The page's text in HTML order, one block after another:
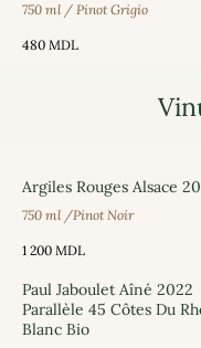
750 ml / Pinot Grigio
480 MDL
Argiles Rouges Alsace
750 ml /Pinot Noir
1 200 MDL
Paul Jaboulet Aîné 2022
Parallèle 45 Côtes Du
Blanc Bio